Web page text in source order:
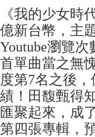
《我的少女時
億新台幣，主
Youtube瀏覽
首單曲當之無
度第7名之後
績！田馥甄得
匯聚起來，成
第四張專輯，